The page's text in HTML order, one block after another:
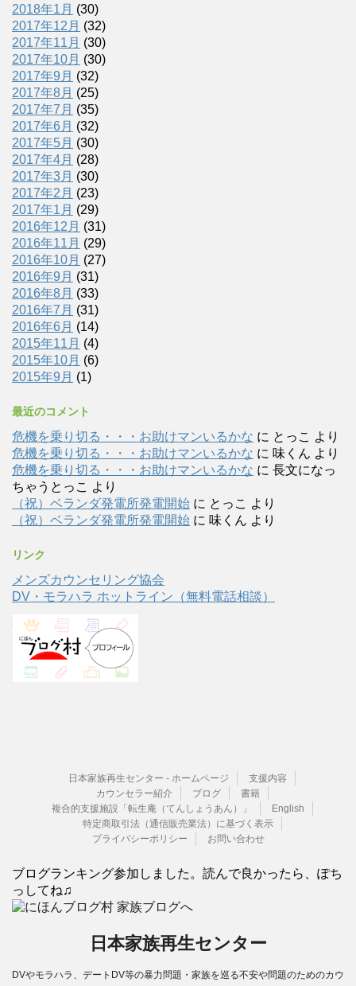
2018年1月 (30)
2017年12月 (32)
2017年11月 (30)
2017年10月 (30)
2017年9月 (32)
2017年8月 (25)
2017年7月 (35)
2017年6月 (32)
2017年5月 (30)
2017年4月 (28)
2017年3月 (30)
2017年2月 (23)
2017年1月 (29)
2016年12月 (31)
2016年11月 (29)
2016年10月 (27)
2016年9月 (31)
2016年8月 (33)
2016年7月 (31)
2016年6月 (14)
2015年11月 (4)
2015年10月 (6)
2015年9月 (1)
最近のコメント
危機を乗り切る・・・お助けマンいるかな に とっこ より
危機を乗り切る・・・お助けマンいるかな に 味くん より
危機を乗り切る・・・お助けマンいるかな に 長文になっ
ちゃうとっこ より
（祝）ベランダ発電所発電開始 に とっこ より
（祝）ベランダ発電所発電開始 に 味くん より
リンク
メンズカウンセリング協会
DV・モラハラ ホットライン（無料電話相談）
日本家族再生センター - ホームページ
支援内容
カウンセラー紹介
ブログ
書籍
複合的支援施設「転生庵（てんしょうあん）」
English
特定商取引法（通信販売業法）に基づく表示
プライバシーポリシー
お問い合わせ
ブログランキング参加しました。読んで良かったら、ぽち
っしてね♫
日本家族再生センター
DVやモラハラ、デートDV等の暴力問題・家族を巡る不安や問題のためのカウ